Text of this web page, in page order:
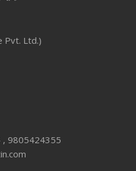
Pvt. Ltd.)
9805424355